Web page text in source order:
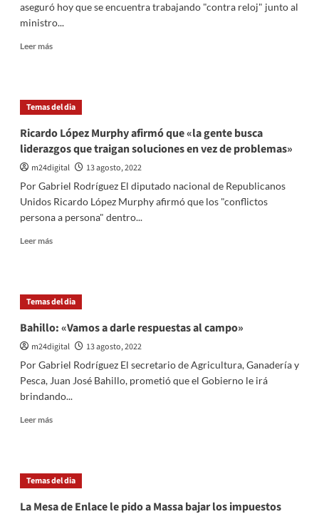
la
Mesa
aseguró hoy que se encuentra trabajando "contra reloj" junto al
ministro...
Leer másLeer
secretaría
de
está
trabajando
a
Temas del dia
Ricardo López Murphy afirmó que «la gente busca
liderazgos que traigan soluciones en vez de problemas»
m24digital
13 agosto, 2022
Por Gabriel Rodríguez El diputado nacional de Republicanos
Unidos Ricardo López Murphy afirmó que los "conflictos
persona a persona" dentro...
Leer másLeer
López
Murphy
que
«la
gente
liderazgos
que
problemas»
Temas del dia
Bahillo: «Vamos a darle respuestas al campo»
m24digital
13 agosto, 2022
Por Gabriel Rodríguez El secretario de Agricultura, Ganadería y
Pesca, Juan José Bahillo, prometió que el Gobierno le irá
brindando...
Leer másLeer
«Vamos
a
respuestas
Temas del dia
La Mesa de Enlace le pido a Massa bajar los impuestos